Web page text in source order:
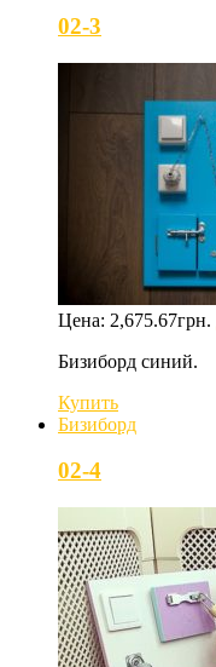
02-3
Цена: 2,675.67грн.
Бизиборд синий.
Купить
Бизиборд
02-4